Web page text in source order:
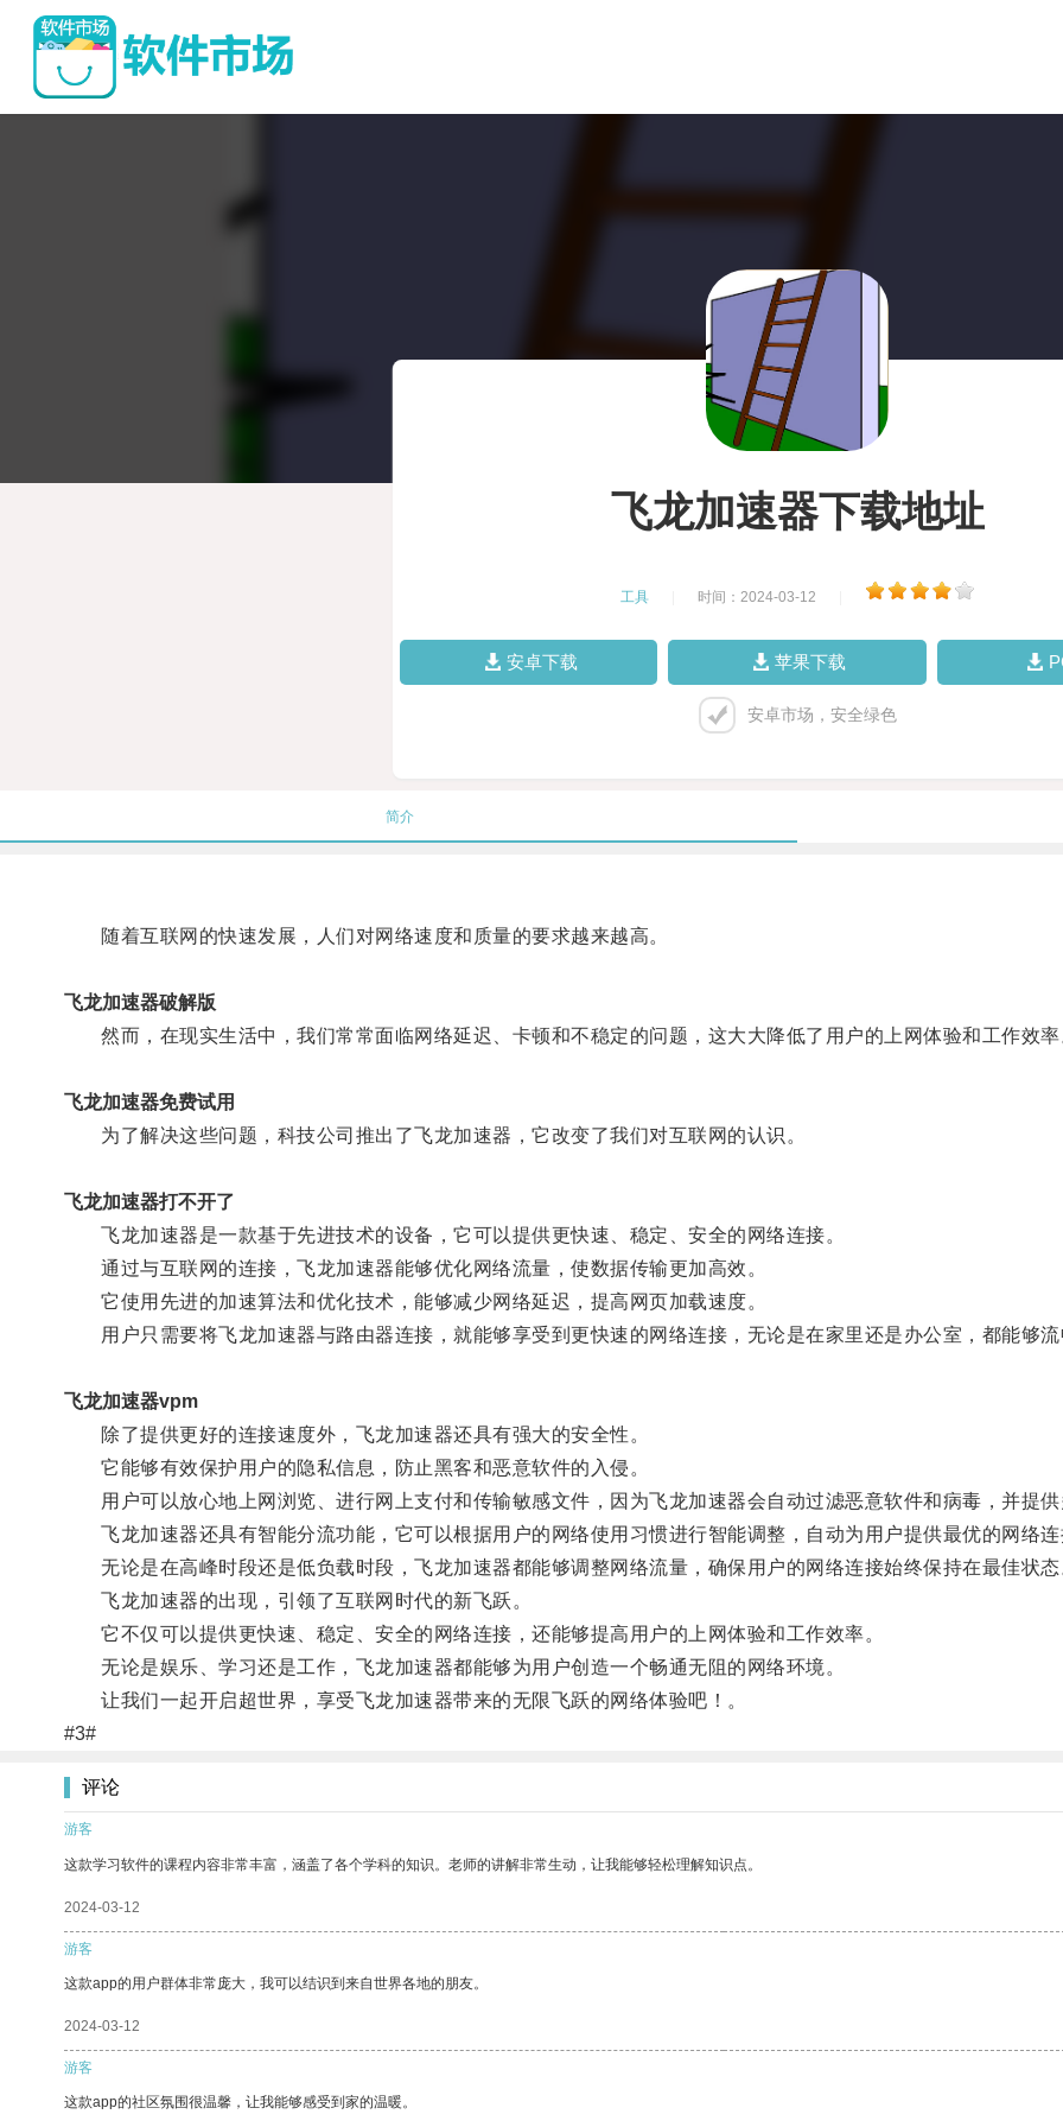
飞龙加速器下载地址
工具 时间：2024-03-12
安卓下载 苹果下载
安卓市场，安全绿色
简介
随着互联网的快速发展，人们对网络速度和质量的要求越来越高。
飞龙加速器破解版
然而，在现实生活中，我们常常面临网络延迟、卡顿和不稳定的问题，这大大降低了用户的上网体验和工作效率
飞龙加速器免费试用
为了解决这些问题，科技公司推出了飞龙加速器，它改变了我们对互联网的认识。
飞龙加速器打不开了
飞龙加速器是一款基于先进技术的设备，它可以提供更快速、稳定、安全的网络连接。
通过与互联网的连接，飞龙加速器能够优化网络流量，使数据传输更加高效。
它使用先进的加速算法和优化技术，能够减少网络延迟，提高网页加载速度。
用户只需要将飞龙加速器与路由器连接，就能够享受到更快速的网络连接，无论是在家里还是办公室，都能够流
飞龙加速器vpm
除了提供更好的连接速度外，飞龙加速器还具有强大的安全性。
它能够有效保护用户的隐私信息，防止黑客和恶意软件的入侵。
用户可以放心地上网浏览、进行网上支付和传输敏感文件，因为飞龙加速器会自动过滤恶意软件和病毒，并提供
飞龙加速器还具有智能分流功能，它可以根据用户的网络使用习惯进行智能调整，自动为用户提供最优的网络连
无论是在高峰时段还是低负载时段，飞龙加速器都能够调整网络流量，确保用户的网络连接始终保持在最佳状态
飞龙加速器的出现，引领了互联网时代的新飞跃。
它不仅可以提供更快速、稳定、安全的网络连接，还能够提高用户的上网体验和工作效率。
无论是娱乐、学习还是工作，飞龙加速器都能够为用户创造一个畅通无阻的网络环境。
让我们一起开启超世界，享受飞龙加速器带来的无限飞跃的网络体验吧！。
#3#
评论
游客
这款学习软件的课程内容非常丰富，涵盖了各个学科的知识。老师的讲解非常生动，让我能够轻松理解知识点。
2024-03-12
游客
这款app的用户群体非常庞大，我可以结识到来自世界各地的朋友。
2024-03-12
游客
这款app的社区氛围很温馨，让我能够感受到家的温暖。